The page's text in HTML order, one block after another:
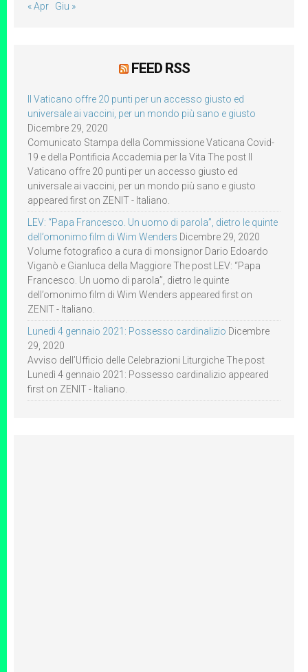
« Apr Giu »
FEED RSS
Il Vaticano offre 20 punti per un accesso giusto ed
universale ai vaccini, per un mondo più sano e giusto
Dicembre 29, 2020
Comunicato Stampa della Commissione Vaticana Covid-
19 e della Pontificia Accademia per la Vita The post Il
Vaticano offre 20 punti per un accesso giusto ed
universale ai vaccini, per un mondo più sano e giusto
appeared first on ZENIT - Italiano.
LEV: “Papa Francesco. Un uomo di parola”, dietro le quinte
dell’omonimo film di Wim Wenders Dicembre 29, 2020
Volume fotografico a cura di monsignor Dario Edoardo
Viganò e Gianluca della Maggiore The post LEV: “Papa
Francesco. Un uomo di parola”, dietro le quinte
dell’omonimo film di Wim Wenders appeared first on
ZENIT - Italiano.
Lunedì 4 gennaio 2021: Possesso cardinalizio Dicembre
29, 2020
Avviso dell’Ufficio delle Celebrazioni Liturgiche The post
Lunedì 4 gennaio 2021: Possesso cardinalizio appeared
first on ZENIT - Italiano.